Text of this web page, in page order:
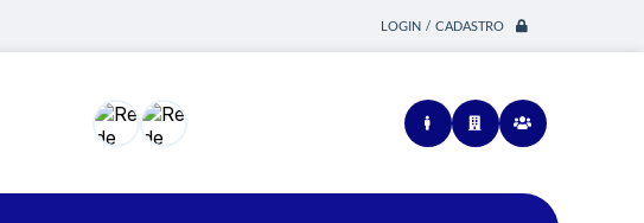
LOGIN / CADASTRO